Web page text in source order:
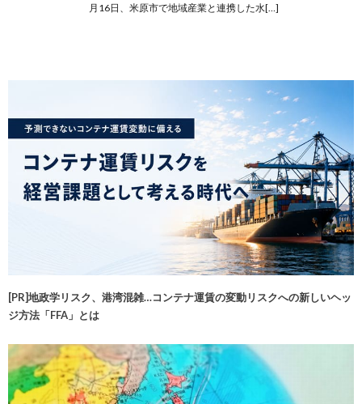
月16日、米原市で地域産業と連携した水[…]
[PR]地政学リスク、港湾混雑…コンテナ運賃の変動リスクへの新しいヘッ
ジ方法「FFA」とは